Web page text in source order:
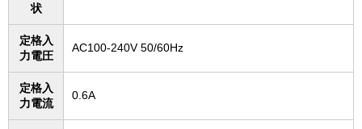
状
定格入
力電圧
AC100-240V 50/60Hz
定格入
力電流
0.6A